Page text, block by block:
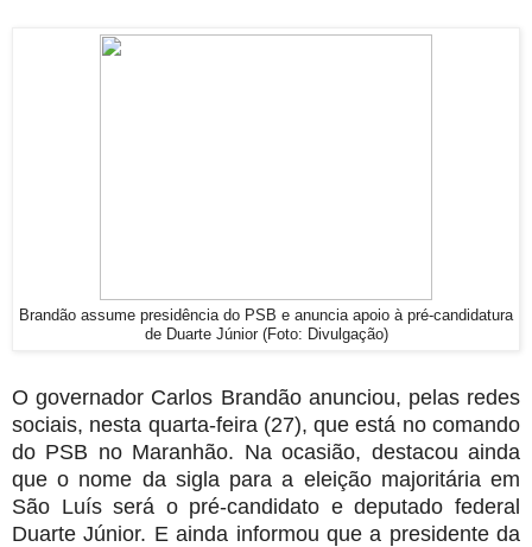
Brandão assume presidência do PSB e anuncia apoio à pré-candidatura
de Duarte Júnior (Foto: Divulgação)
O governador Carlos Brandão anunciou, pelas redes
sociais, nesta quarta-feira (27), que está no comando
do PSB no Maranhão. Na ocasião, destacou ainda
que o nome da sigla para a eleição majoritária em
São Luís será o pré-candidato e deputado federal
Duarte Júnior. E ainda informou que a presidente da